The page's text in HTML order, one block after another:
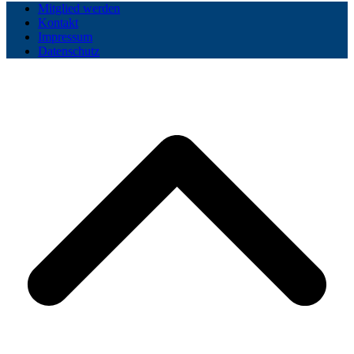
Mitglied werden
Kontakt
Impressum
Datenschutz